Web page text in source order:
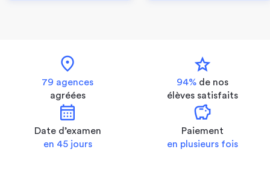
location_on
79 agences
agréées
star
94% de nos
élèves satisfaits
calendar_month
Date d’examen
en 45 jours
savings
Paiement
en plusieurs fois